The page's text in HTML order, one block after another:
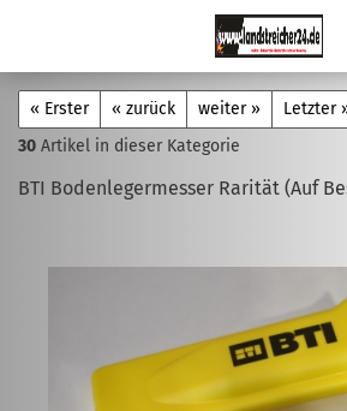
« Erster « zurück weiter »
Letzter
30 Artikel in dieser Kategorie
BTI Bodenlegermesser Rarität (Auf